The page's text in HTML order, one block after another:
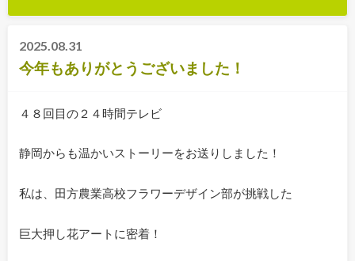
2025.08.31
今年もありがとうございました！
４８回目の２４時間テレビ
静岡からも温かいストーリーをお送りしました！
私は、田方農業高校フラワーデザイン部が挑戦した
巨大押し花アートに密着！